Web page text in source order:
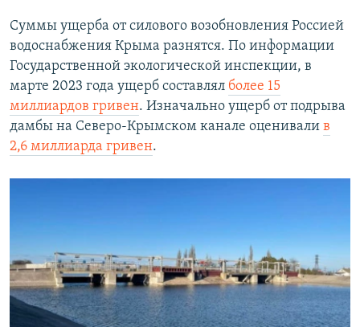
Суммы ущерба от силового возобновления Россией
водоснабжения Крыма разнятся. По информации
Государственной экологической инспекции, в
марте 2023 года ущерб составлял более 15
миллиардов гривен. Изначально ущерб от подрыва
дамбы на Северо-Крымском канале оценивали в
2,6 миллиарда гривен.